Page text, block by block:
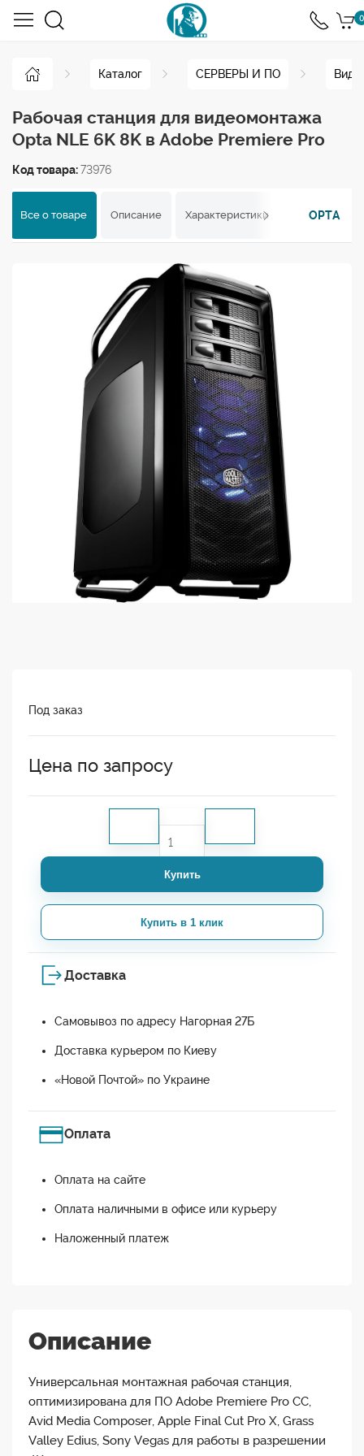
0
Каталог СЕРВЕРЫ И ПО
Рабочая станция для видеомонтажа
Opta NLE 6K 8K в Adobe Premiere Pro
Код товара:73976
Все о товаре Описание Характеристики Отзывы
OPTA
Под заказ
Цена по запросу
Купить
Купить в 1 клик
Доставка
Самовывоз по адресу Нагорная 27Б
Доставка курьером по Киеву
«Новой Почтой» по Украине
Оплата
Оплата на сайте
Оплата наличными в офисе или курьеру
Наложенный платеж
Описание
Универсальная монтажная рабочая станция,
оптимизирована для ПО Adobe Premiere Pro CC,
Avid Media Composer, Apple Final Cut Pro X, Grass
Valley Edius, Sony Vegas для работы в разрешении